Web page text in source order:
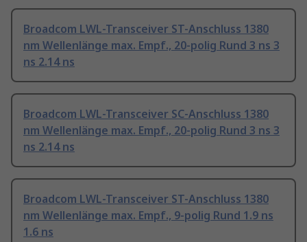
Broadcom LWL-Transceiver ST-Anschluss 1380
nm Wellenlänge max. Empf., 20-polig Rund 3 ns 3
ns 2.14 ns
Broadcom LWL-Transceiver SC-Anschluss 1380
nm Wellenlänge max. Empf., 20-polig Rund 3 ns 3
ns 2.14 ns
Broadcom LWL-Transceiver ST-Anschluss 1380
nm Wellenlänge max. Empf., 9-polig Rund 1.9 ns
1.6 ns